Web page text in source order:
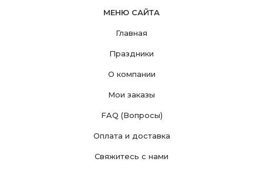
МЕНЮ САЙТА
Главная
Праздники
О компании
Мои заказы
FAQ (Вопросы)
Оплата и доставка
Свяжитесь с нами